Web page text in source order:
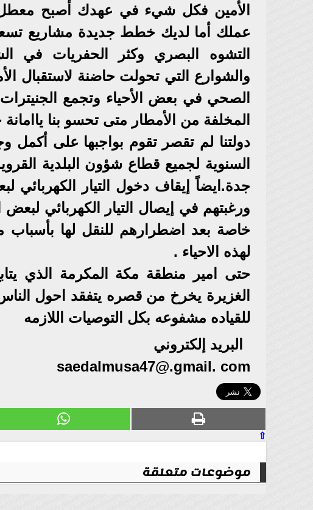
الأمين فكل شيء في عهدك أصبح
عملك أما لديك خطط جديدة مشاريع
التشوه البصري وكثر الحفريات في
والشوارع التي تحولت حاضنة لاستقبال
الصحي في بعض الأحياء وتجمع
المخلفة من الأمطار متى تحسو بنا
دولتنا لم تقصر تقوم بواجبها على أكمل
السنوية لجميع قطاع شؤون البلدية
جدة.ايضاً إيقاف دخول التيار الكهربائي
ورغبتهم في إيصال التيار الكهربائي لبعض
خاصة بعد اضطرارهم للنقل لها بأسباب
لهذه الاحياء .
حتى امير منطقة مكة المكرمة الذي
الغزيرة يخرخ من قصره يتفقد احول
للقياده مشفوعه بكل التوصيات اللازمه
البريد إلكتروني
saedalmusa47@.gmail. com
⇧
موضوعات متعلقة